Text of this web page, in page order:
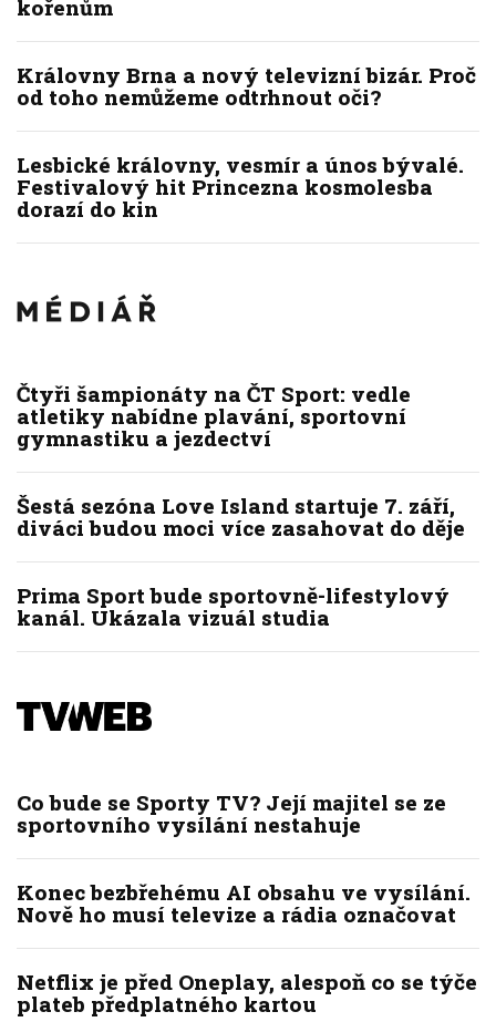
kořenům
Královny Brna a nový televizní bizár. Proč
od toho nemůžeme odtrhnout oči?
Lesbické královny, vesmír a únos bývalé.
Festivalový hit Princezna kosmolesba
dorazí do kin
Čtyři šampionáty na ČT Sport: vedle
atletiky nabídne plavání, sportovní
gymnastiku a jezdectví
Šestá sezóna Love Island startuje 7. září,
diváci budou moci více zasahovat do děje
Prima Sport bude sportovně-lifestylový
kanál. Ukázala vizuál studia
Co bude se Sporty TV? Její majitel se ze
sportovního vysílání nestahuje
Konec bezbřehému AI obsahu ve vysílání.
Nově ho musí televize a rádia označovat
Netflix je před Oneplay, alespoň co se týče
plateb předplatného kartou